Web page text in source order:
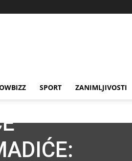
SPORT ZANIMLJIVOSTI